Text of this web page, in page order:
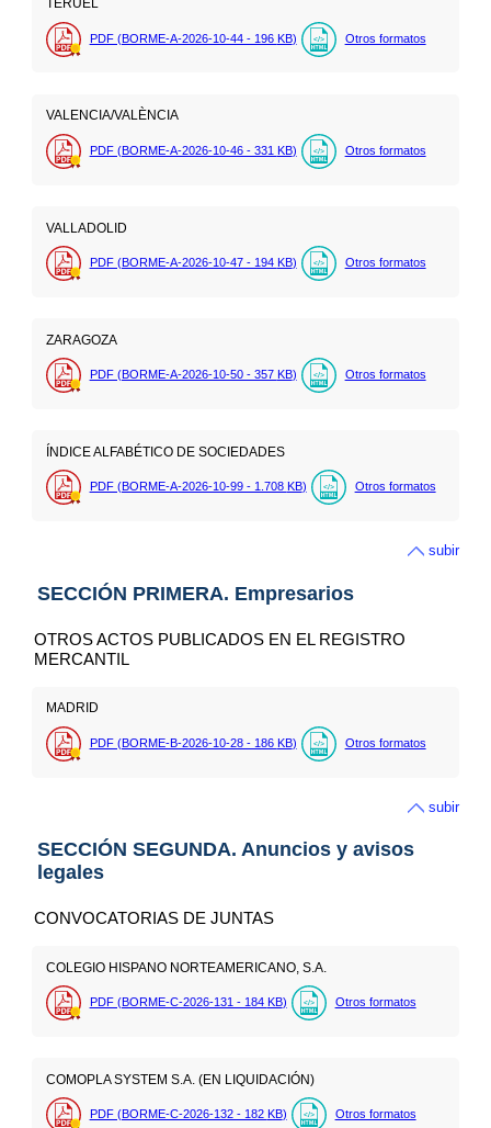
TERUEL
PDF (BORME-A-2026-10-44 - 196 KB) Otros formatos
VALENCIA/VALÈNCIA
PDF (BORME-A-2026-10-46 - 331 KB) Otros formatos
VALLADOLID
PDF (BORME-A-2026-10-47 - 194 KB) Otros formatos
ZARAGOZA
PDF (BORME-A-2026-10-50 - 357 KB) Otros formatos
ÍNDICE ALFABÉTICO DE SOCIEDADES
PDF (BORME-A-2026-10-99 - 1.708 KB) Otros formatos
subir
SECCIÓN PRIMERA. Empresarios
OTROS ACTOS PUBLICADOS EN EL REGISTRO
MERCANTIL
MADRID
PDF (BORME-B-2026-10-28 - 186 KB) Otros formatos
subir
SECCIÓN SEGUNDA. Anuncios y avisos
legales
CONVOCATORIAS DE JUNTAS
COLEGIO HISPANO NORTEAMERICANO, S.A.
PDF (BORME-C-2026-131 - 184 KB) Otros formatos
COMOPLA SYSTEM S.A. (EN LIQUIDACIÓN)
PDF (BORME-C-2026-132 - 182 KB) Otros formatos